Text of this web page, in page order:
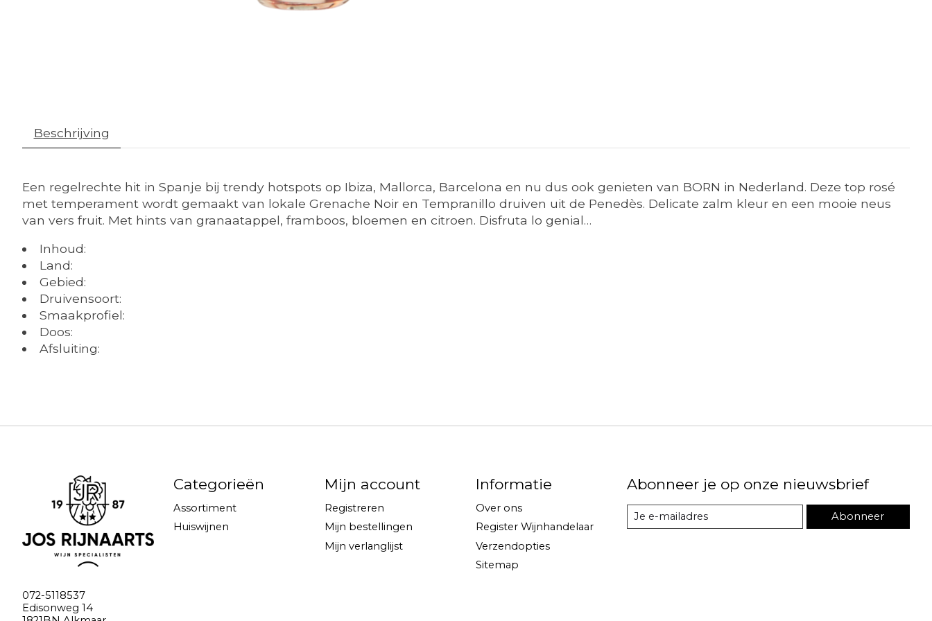
Beschrijving
Een regelrechte hit in Spanje bij trendy hotspots op Ibiza, Mallorca, Barcelona en nu dus ook genieten van BORN in Nederland. Deze top rosé
met temperament wordt gemaakt van lokale Grenache Noir en Tempranillo druiven uit de Penedès. Delicate zalm kleur en een mooie neus
van vers fruit. Met hints van granaatappel, framboos, bloemen en citroen. Disfruta lo genial…
Inhoud:
Land:
Gebied:
Druivensoort:
Smaakprofiel:
Doos:
Afsluiting:
072-5118537
Edisonweg 14
Categorieën
Assortiment
Huiswijnen
Mijn account
Registreren
Mijn bestellingen
Mijn verlanglijst
Informatie
Over ons
Register Wijnhandelaar
Verzendopties
Sitemap
Abonneer je op onze nieuwsbrief
Abonneer